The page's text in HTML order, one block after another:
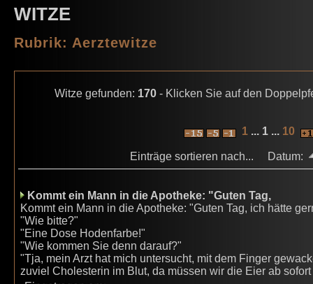
WITZE
Rubrik: Aerztewitze
Witze gefunden: 170 - Klicken Sie auf den
1... 1 ... 10
Einträge sortieren nach... Datum:
Kommt ein Mann in die Apotheke: "Guten Tag,
Kommt ein Mann in die Apotheke: "Guten Tag, ich hätte
"Wie bitte?"
"Eine Dose Hodenfarbe!"
"Wie kommen Sie denn darauf?"
"Tja, mein Arzt hat mich untersucht, mit dem Finger
zuviel Cholesterin im Blut, da müssen wir die Eier ab